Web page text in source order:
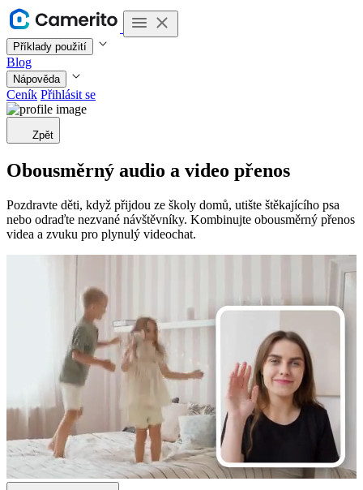
Příklady použití
Blog
Nápověda
Ceník Přihlásit se
Zpět
Obousměrný audio a video přenos
Pozdravte děti, když přijdou ze školy domů, utište štěkajícího psa
nebo odraďte nezvané návštěvníky. Kombinujte obousměrný přenos
videa a zvuku pro plynulý videochat.